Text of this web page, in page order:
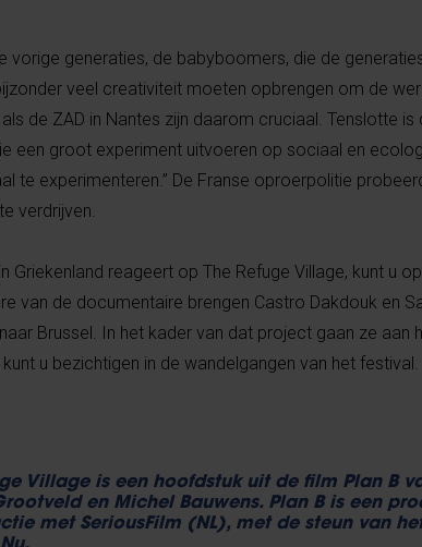
vorige generaties, de babyboomers, die de
veel creativiteit moeten opbrengen om de
de ZAD in Nantes zijn daarom cruciaal. Tenslotte
een groot experiment uitvoeren op sociaal en
te experimenteren.” De Franse oproerpolitie
verdrijven.
Griekenland reageert op The Refuge Village, kunt u
van de documentaire brengen Castro Dakdouk en
Brussel. In het kader van dat project gaan ze aan
u bezichtigen in de wandelgangen van het festival.
Village is een hoofdstuk uit de film Plan B
en Michel Bauwens. Plan B is een
met SeriousFilm (NL), met de steun van